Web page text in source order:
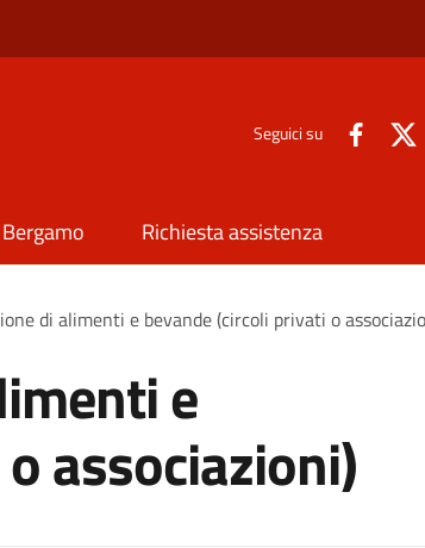
Seguici su
Richiesta assistenza
di alimenti e bevande (circoli privati o
e
associazioni)